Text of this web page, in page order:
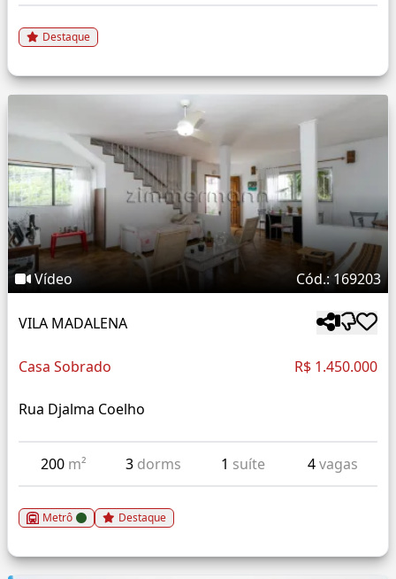
Destaque
Vídeo Cód.: 169203
VILA MADALENA
Casa Sobrado R$ 1.450.000
Rua Djalma Coelho
200 m² 3 dorms 1 suíte 4vagas
Metrô Destaque